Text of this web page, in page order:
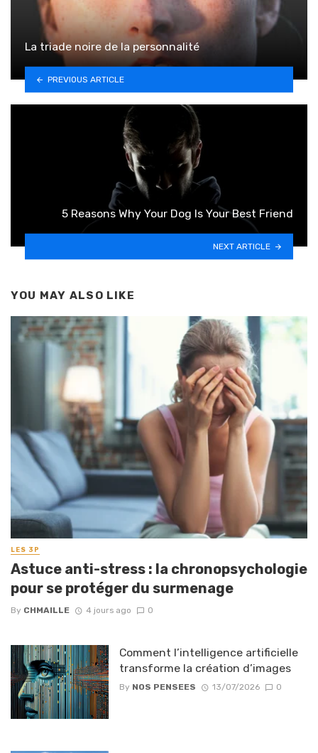
La triade noire de la personnalité
PREVIOUS ARTICLE
5 Reasons Why Your Dog Is Your Best Friend
NEXT ARTICLE
YOU MAY ALSO LIKE
LES 3P
Astuce anti-stress : la chronopsychologie
pour se protéger du surmenage
By CHMAILLE 4 jours ago 0
Comment l’intelligence artificielle
transforme la création d’images
By NOS PENSEES 13/07/2026 0